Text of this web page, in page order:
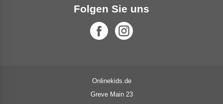
Folgen Sie uns
Onlinekids.de
Greve Main 23